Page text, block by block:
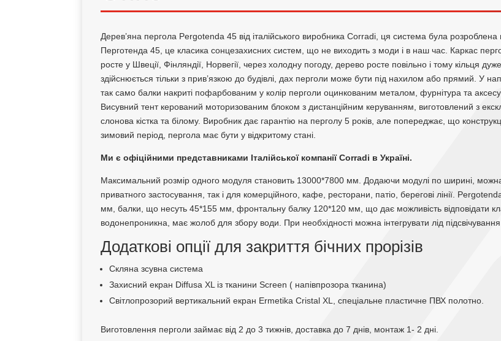
Дерев’яна пергола Pergotenda 45 від італійського виробника Corradi, ця система була розроблена
Перготенда 45, це класика сонцезахисних систем, що не виходить з моди і в наш час. Каркас
росте у Швеції, Фінляндії, Норвегії, через холодну погоду, дерево росте повільно і тому кільця
здійснюється тільки з прив’язкою до будівлі, дах перголи може бути під нахилом або прямий. У
так само балки накриті пофарбованим у колір перголи оцинкованим металом, фурнітура та
Висувний тент керований моторизованим блоком з дистанційним керуванням, виготовлений з
слонова кістка та білому. Виробник дає гарантію на перголу 5 років, але попереджає, що
зимовий період, пергола має бути у відкритому стані.
Ми є офіційними представниками Італійської компанії Corradi в Україні.
Максимальний розмір одного модуля становить 13000*7800 мм. Додаючи модулі по ширині, можна
приватного застосування, так і для комерційного, кафе, ресторани, патіо, берегові лінії.
мм, балки, що несуть 45*155 мм, фронтальну балку 120*120 мм, що дає можливість відповідати
водонепроникна, має жолоб для збору води. При необхідності можна інтегрувати лід підсвічування
Додаткові опції для закриття бічних прорізів
Скляна зсувна система
Захисний екран Diffusa XL із тканини Screen ( напівпрозора тканина)
Світлопрозорий вертикальний екран Ermetika Cristal XL, спеціальне пластичне ПВХ полотно.
Виготовлення перголи займає від 2 до 3 тижнів, доставка до 7 днів, монтаж 1- 2 дні.